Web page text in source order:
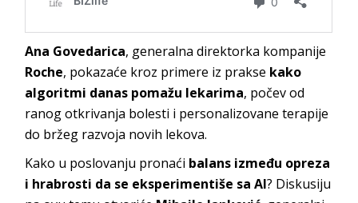
Ana Govedarica, generalna direktorka kompanije
Roche, pokazaće kroz primere iz prakse kako
algoritmi danas pomažu lekarima, počev od
ranog otkrivanja bolesti i personalizovane terapije
do bržeg razvoja novih lekova.
Kako u poslovanju pronaći balans između opreza
i hrabrosti da se eksperimentiše sa AI? Diskusiju